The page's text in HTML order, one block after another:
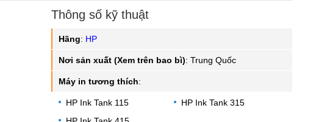
Thông số kỹ thuật
Hãng: HP
Nơi sản xuất (Xem trên bao bì): Trung Quốc
Máy in tương thích:
HP Ink Tank 115
HP Ink Tank 315